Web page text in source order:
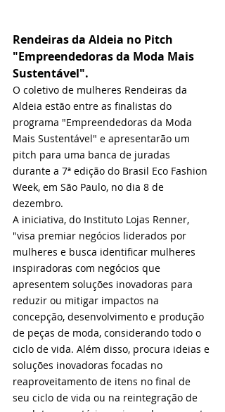
Rendeiras da Aldeia no Pitch
"Empreendedoras da Moda Mais
Sustentável".
O coletivo de mulheres Rendeiras da
Aldeia estão entre as finalistas do
programa "Empreendedoras da Moda
Mais Sustentável" e apresentarão um
pitch para uma banca de juradas
durante a 7ª edição do Brasil Eco Fashion
Week, em São Paulo, no dia 8 de
dezembro.
A iniciativa, do Instituto Lojas Renner,
"visa premiar negócios liderados por
mulheres e busca identificar mulheres
inspiradoras com negócios que
apresentem soluções inovadoras para
reduzir ou mitigar impactos na
concepção, desenvolvimento e produção
de peças de moda, considerando todo o
ciclo de vida. Além disso, procura ideias e
soluções inovadoras focadas no
reaproveitamento de itens no final de
seu ciclo de vida ou na reintegração de